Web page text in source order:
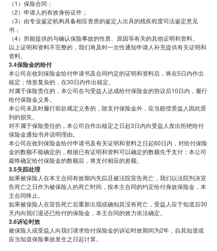
（1）保险合同；
（2）申请人的有效身份证件；
（3）由专业鉴定机构具备相应资质的鉴定人出具的残疾程度司法鉴定意见
书；
（4）所能提供的与确认保险事故的性质、原因等有关的其他证明和资料。
以上证明和资料不完整的，我们将及时一次性通知申请人补充提供有关证明和
资料。
3.4保险金的给付
本公司在收到保险金给付申请书及合同约定的证明和资料后，将在5日内作出
核定；情形复杂的，在30日内作出核定。
对属于保险责任的，本公司在与受益人达成给付保险金的协议后10日内，履行
给付保险金义务。
本公司未及时履行前款规定义务的，除支付保险金外，应当赔偿受益人因此受
到的损失。
对不属于保险责任的，本公司自作出核定之日起3日内向受益人发出拒绝给付
保险金通知书并说明理由。
本公司在收到保险金给付申请书及有关证明和资料之日起60日内，对给付保险
金的数额不能确定的，根据已有证明和资料可以确定的数额先予支付；本公司
最终确定给付保险金的数额后，将支付相应的差额。
3.5失踪处理
如果被保险人在本主合同有效期内失踪且被法院宣告死亡，我们以法院判决宣
告死亡之日作为被保险人的死亡时间，按本主合同的约定给付身故保险金，本
主合同终止。
如果被保险人在宣告死亡后重新出现或确知其没有死亡，受益人应于知道后30
天内向我们退还已给付的保险金，本主合同的效力依法确定。
3.6诉讼时效
被保险人或受益人向我们请求给付保险金的诉讼时效期间为2年，自其知道或
应当知道保险事故发生之日起计算。